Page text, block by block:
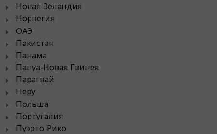
Новая Зеландия
Норвегия
ОАЭ
Пакистан
Панама
Папуа-Новая Гвинея
Парагвай
Перу
Польша
Португалия
Пуэрто-Рико